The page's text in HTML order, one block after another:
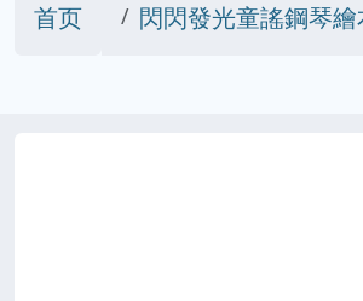
首页 閃閃發光童謠鋼琴